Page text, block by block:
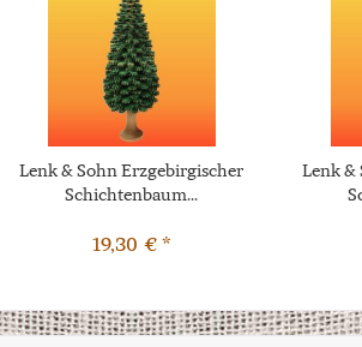
Lenk & Sohn Erzgebirgischer
Schichtenbaum...
19,30 € *
Lenk &